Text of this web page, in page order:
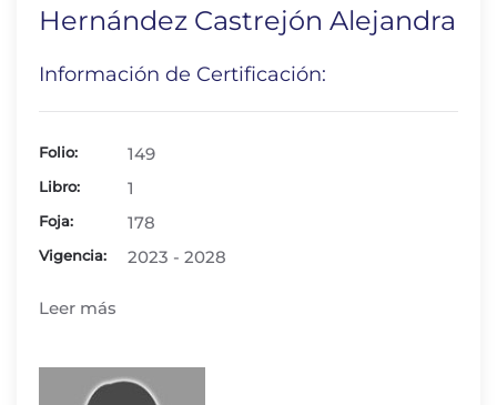
Hernández Castrejón Alejandra
Información de Certificación:
Folio: 149
Libro: 1
Foja: 178
Vigencia: 2023 - 2028
Leer más